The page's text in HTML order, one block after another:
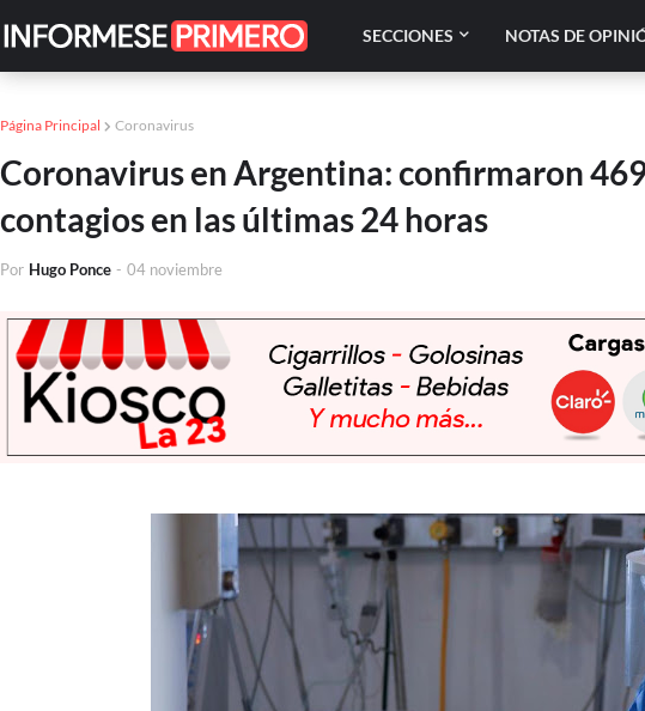
SECCIONES NOTAS DE
Página Principal Coronavirus
Coronavirus en Argentina: confirmaron
contagios en las últimas 24 horas
Por Hugo Ponce - 04 noviembre